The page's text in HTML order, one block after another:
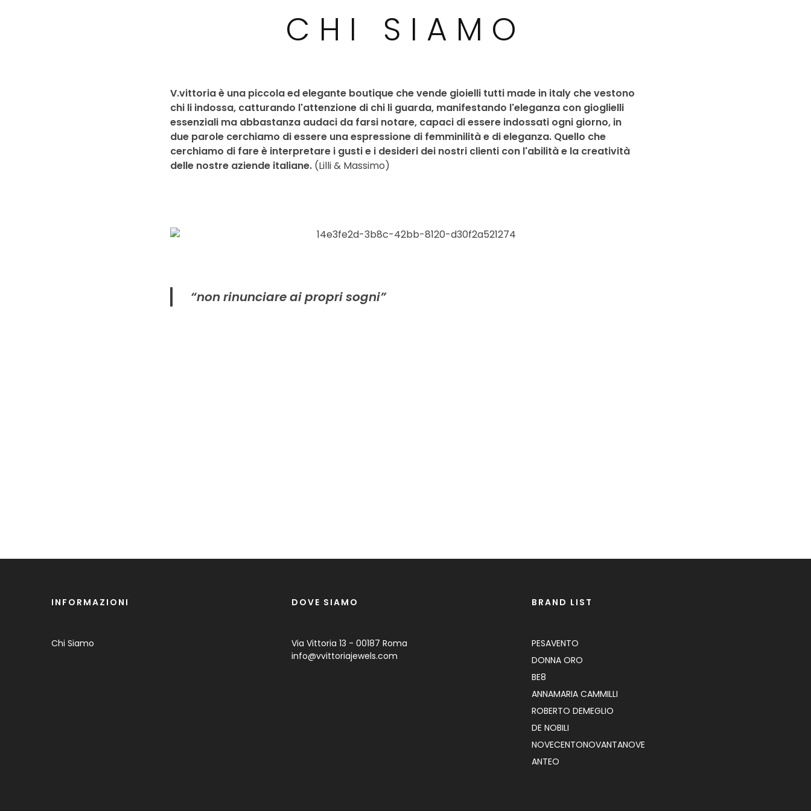
CHI SIAMO
V.vittoria è una piccola ed elegante boutique che vende gioielli tutti made in italy che vestono
chi li indossa, catturando l'attenzione di chi li guarda, manifestando l'eleganza con gioglielli
essenziali ma abbastanza audaci da farsi notare, capaci di essere indossati ogni giorno, in
due parole cerchiamo di essere una espressione di femminilità e di eleganza. Quello che
cerchiamo di fare è interpretare i gusti e i desideri dei nostri clienti con l'abilità e la creatività
delle nostre aziende italiane. (Lilli & Massimo)
“non rinunciare ai propri sogni”
INFORMAZIONI
Chi Siamo
DOVE SIAMO
Via Vittoria 13 - 00187 Roma
info@vvittoriajewels.com
BRAND LIST
PESAVENTO
DONNA ORO
BE8
ANNAMARIA CAMMILLI
ROBERTO DEMEGLIO
DE NOBILI
NOVECENTONOVANTANOVE
ANTEO